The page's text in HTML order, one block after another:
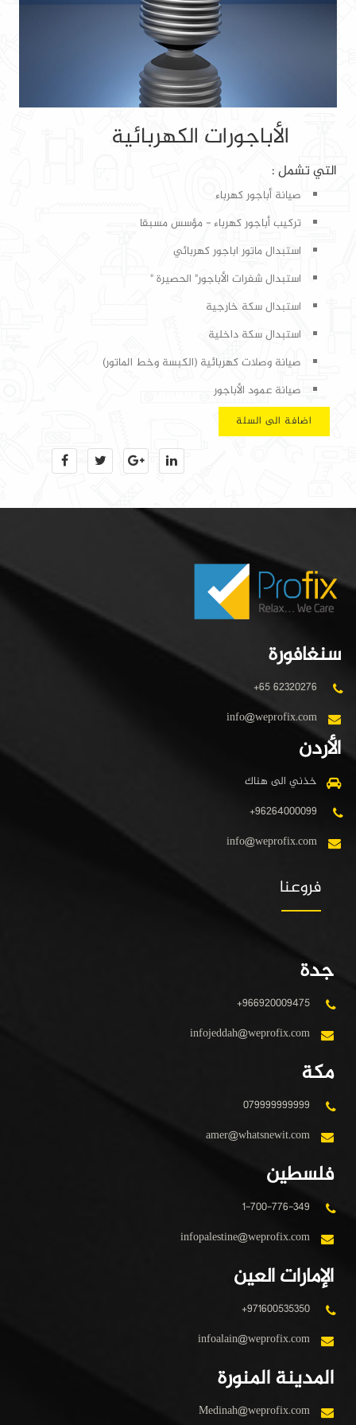
الأباجورات الكهربائية
التي تشمل :
صيانة أباجور كهرباء
تركيب أباجور كهرباء - مؤسس مسبقا
استبدال ماتور اباجور كهربائي
استبدال شفرات الأباجور" الحصيرة "
استبدال سكة خارجية
استبدال سكة داخلية
صيانة وصلات كهربائية (الكبسة وخط الماتور)
صيانة عمود الأباجور
اضافة الى السلة
سنغافورة
+65 62320276
info@weprofix.com
الأردن
خذني الى هناك
+96264000099
info@weprofix.com
فروعنا
جدة
+966920009475
infojeddah@weprofix.com
مكة
079999999999
amer@whatsnewit.com
فلسطين
1-700-776-349
infopalestine@weprofix.com
الإمارات العين
+971600535350
infoalain@weprofix.com
المدينة المنورة
Medinah@weprofix.com